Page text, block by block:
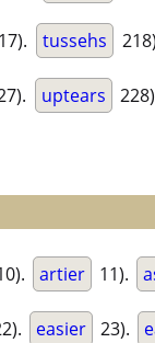
tussehs
uptears
artier 11).
easier 23).